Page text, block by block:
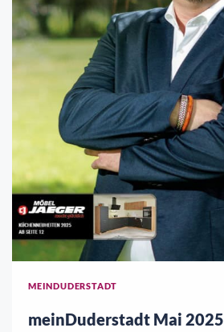
MEINDUDERSTADT
meinDuderstadt Mai 2025